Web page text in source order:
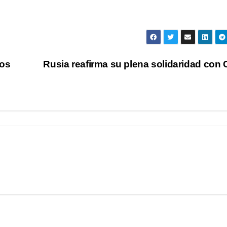
Rusia reafirma su plena solidaridad con